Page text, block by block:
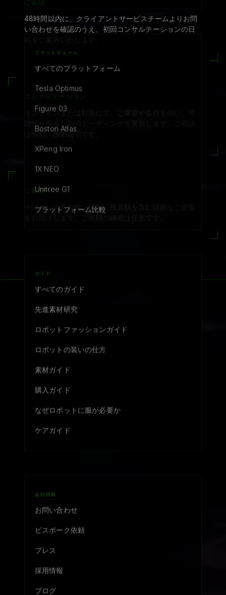
ご返信
48時間以内に、クライアントサービスチームよりお問
い合わせを確認のうえ、初回コンサルテーションの日
コンサルテーション
オンラインまたは対面にて、ご要望や条件を伺い、可
は無料、機密厳守です。
ご提案
デザインの方向性、納期、投資額を含む詳細なご提案
プラットフォーム
すべてのプラットフォーム
Tesla Optimus
Figure 03
Boston Atlas
XPeng Iron
1X NEO
Unitree G1
プラットフォーム比較
ガイド
すべてのガイド
先進素材研究
ロボットファッションガイド
ロボットの装いの仕方
素材ガイド
購入ガイド
なぜロボットに服が必要か
ケアガイド
会社情報
お問い合わせ
ビスポーク依頼
プレス
採用情報
ブログ